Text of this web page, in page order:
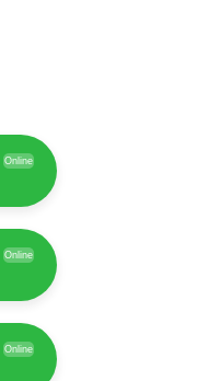
Online
Online
Online